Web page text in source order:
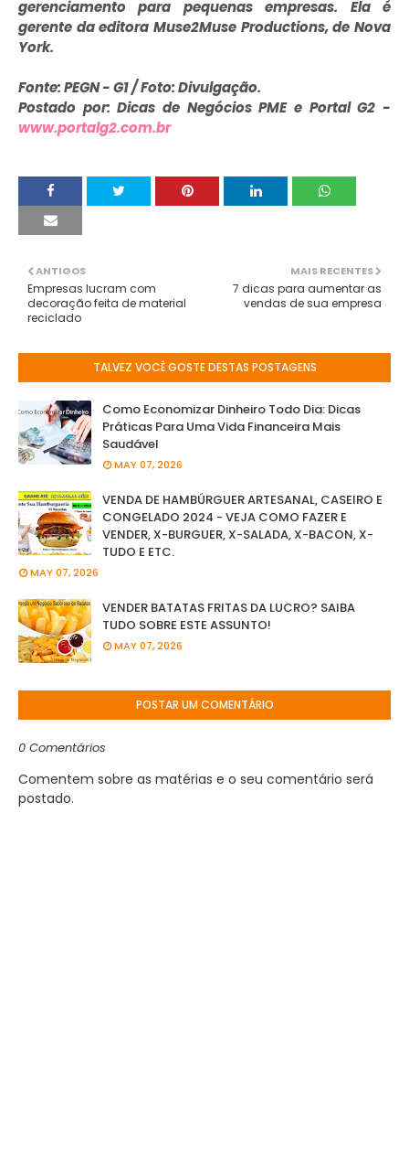
gerenciamento para pequenas empresas. Ela é
gerente da editora Muse2Muse Productions, de Nova
York.
Fonte: PEGN - G1 / Foto: Divulgação.
Postado por: Dicas de Negócios PME e Portal G2 -
www.portalg2.com.br
MAIS RECENTES
7 dicas para aumentar as
vendas de sua empresa
ANTIGOS
Empresas lucram com
decoração feita de material
reciclado
TALVEZ VOCÊ GOSTE DESTAS POSTAGENS
Como Economizar Dinheiro Todo Dia: Dicas
Práticas Para Uma Vida Financeira Mais
Saudável
MAY 07, 2026
VENDA DE HAMBÚRGUER ARTESANAL, CASEIRO E
CONGELADO 2024 - VEJA COMO FAZER E
VENDER, X-BURGUER, X-SALADA, X-BACON, X-
TUDO E ETC.
MAY 07, 2026
VENDER BATATAS FRITAS DA LUCRO? SAIBA
TUDO SOBRE ESTE ASSUNTO!
MAY 07, 2026
POSTAR UM COMENTÁRIO
0 Comentários
Comentem sobre as matérias e o seu comentário será
postado.